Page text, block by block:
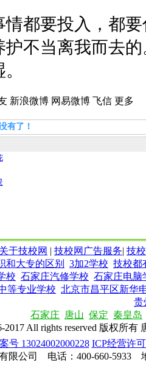
都要投入，都
不当离我而去
新浪微博 网易微博 飞信 更多
有了！
关于技校网 | 技校网广告服务| 技
和大专的区别 3加2学校 技校都
校 石家庄汽修学校 石家庄电脑
等专业学校 北京市昌平区新华
贵
石家庄
唐山 保定 秦皇岛
2017 All rights reserved 版权所
号 13024002000228 ICP经营许
限公司 电话：400-660-5933